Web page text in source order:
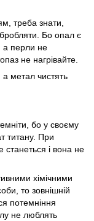
треба знати,
Бо опал є
а перли не
не нагрівайте.
метал чистять
бо у своєму
титану. При
станеться і вона не
хімічними
то зовнішній
потемніння
не люблять